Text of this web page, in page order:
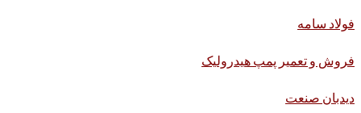
فولاد سامه
فروش و تعمیر پمپ هیدرولیک
دیدبان صنعت